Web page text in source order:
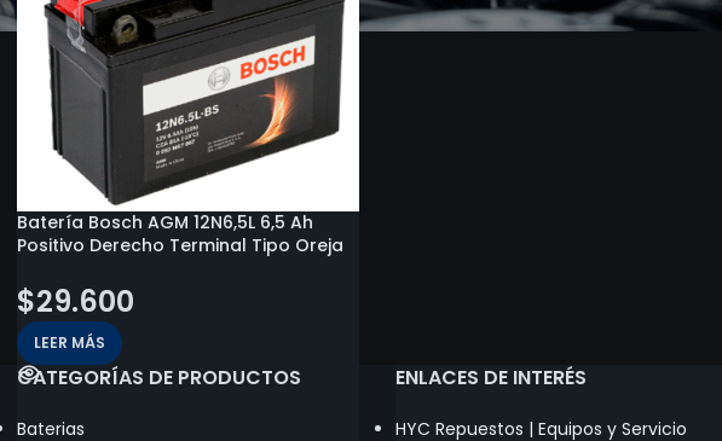
Batería Bosch AGM 12N6,5L 6,5 Ah
Positivo Derecho Terminal Tipo Oreja
$29.600
LEER MÁS
CATEGORÍAS DE PRODUCTOS
Baterias
ENLACES DE INTERÉS
HYC Repuestos | Equipos y Servicio